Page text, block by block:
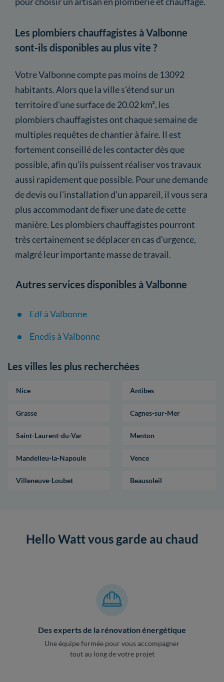
Les plombiers chauffagistes à Valbonne
sont-ils disponibles au plus vite ?
Votre Valbonne compte pas moins de 13092
habitants. Alors que la ville s'étend sur un
territoire d'une surface de 20.02 km², les
plombiers chauffagistes ont chaque semaine de
multiples requêtes de chantier à faire. Il est
fortement conseillé de les contacter dès que
possible, afin qu'ils puissent réaliser vos travaux
aussi rapidement que possible. Pour une demande
de devis ou l'installation d'un appareil, il vous sera
plus accommodant de fixer une date de cette
manière. Les plombiers chauffagistes pourront
très certainement se déplacer en cas d'urgence,
malgré leur importante masse de travail.
Autres services disponibles à Valbonne
Edf à Valbonne
Enedis à Valbonne
Les villes les plus recherchées
Nice Antibes
Grasse Cagnes-sur-Mer
Saint-Laurent-du-Var Menton
Mandelieu-la-Napoule Vence
Villeneuve-Loubet Beausoleil
Hello Watt vous garde au chaud
Des experts de la rénovation énergétique
Une équipe formée pour vous accompagner
tout au long de votre projet